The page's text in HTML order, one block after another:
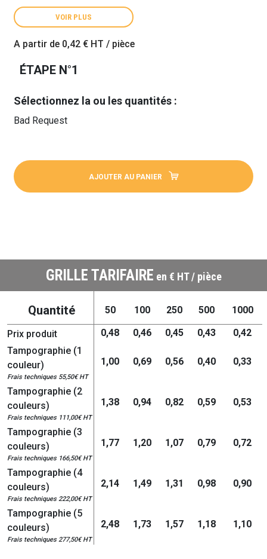
VOIR PLUS
A partir de 0,42 € HT / pièce
ÉTAPE N°1
Sélectionnez la ou les quantités :
Bad Request
AJOUTER AU PANIER
GRILLE TARIFAIRE en € HT / pièce
Quantité 50 100 250 500 1000
Prix produit 0,48 0,46 0,45 0,43
0,42
Tampographie (1
couleur)
Frais techniques 55,50€ HT
1,00 0,69 0,56 0,40 0,33
Tampographie (2
couleurs)
Frais techniques 111,00€ HT
1,38 0,94 0,82 0,59 0,53
Tampographie (3
couleurs)
Frais techniques 166,50€ HT
1,77 1,20 1,07 0,79 0,72
Tampographie (4
couleurs)
Frais techniques 222,00€ HT
2,14 1,49 1,31 0,98 0,90
Tampographie (5
couleurs)
Frais techniques 277,50€ HT
2,48 1,73 1,57 1,18 1,10